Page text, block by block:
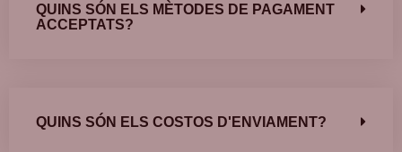
QUINS SÓN ELS MÈTODES DE PAGAMENT
ACCEPTATS?
QUINS SÓN ELS COSTOS D'ENVIAMENT?